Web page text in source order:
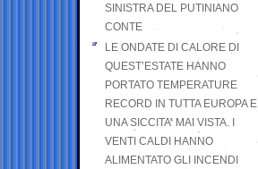
SINISTRA DEL PUTINIANO
CONTE
LE ONDATE DI CALORE DI
QUEST’ESTATE HANNO
PORTATO TEMPERATURE
RECORD IN TUTTA EUROPA E
UNA SICCITA’ MAI VISTA. I
VENTI CALDI HANNO
ALIMENTATO GLI INCENDI